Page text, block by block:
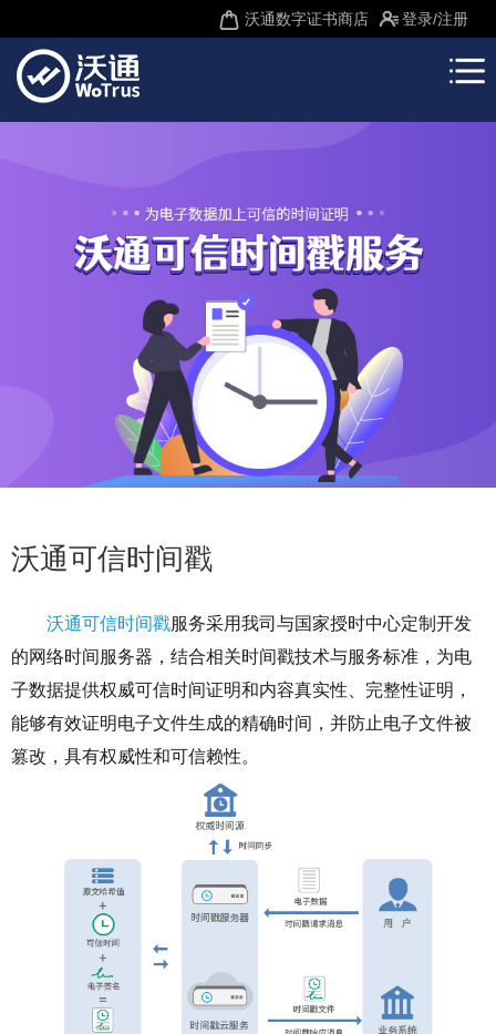
沃通数字证书商店 登录/注册
沃通可信时间戳
沃通可信时间戳服务采用我司与国家授时中心定制开发
的网络时间服务器，结合相关时间戳技术与服务标准，为电
子数据提供权威可信时间证明和内容真实性、完整性证明，
能够有效证明电子文件生成的精确时间，并防止电子文件被
篡改，具有权威性和可信赖性。